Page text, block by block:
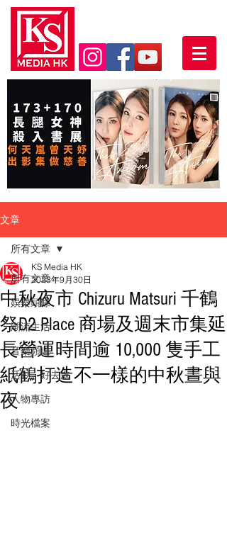
文章
所有文章
娛樂頭條
潮流生活
音樂頻道
活動・好去處
人物專訪
時光檔案
所有文章
中秋夜市 Chizuru Matsuri 千鶴
祭D2 Place 商場及週末市集延
長營運時間逾 10,000 隻手工
紙鶴打造不一樣的中秋晝與
夜
KS Media HK
2023年9月30日